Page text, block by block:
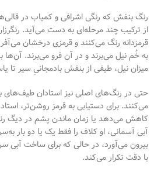
رنگ بنفش که رنگی اشرافی و کمیاب در
از ترکیب چند مرحله‌ای به دست می‌آید.
قرمز‌دانه رنگ می‌کنند و قرمزی درخشان
به خُم نیل می‌برند و در آن فرو می‌برند.
میزان نیل، طیفی از بنفش بادمجانیِ سیر
حتی در رنگ‌های اصلی نیز استادان طیف‌های
می‌کنند. برای دستیابی به قرمز روشن‌تر،
کاهش می‌دهد یا زمان ماندن پشم در دیگ رنگ
آبی آسمانی، او کلاف را فقط یک یا دو بار
بیرون می‌آورد، در حالی که برای ساخت آبی
با دقت تکرار می‌کند.